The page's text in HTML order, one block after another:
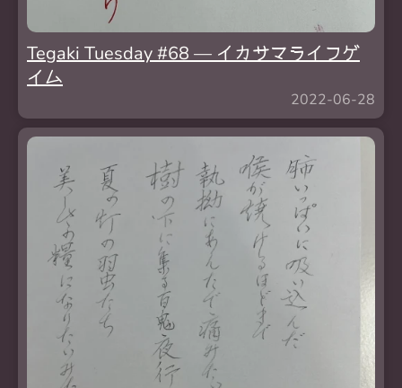
Tegaki Tuesday #68 — イカサマライフゲ
イム
2022-06-28